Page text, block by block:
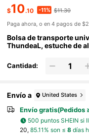
$10.10 -11% $11.30
Paga ahora, o en 4 pagos de
Bolsa de transporte
ThundeaL, estuche de
ra proyectores TD80W,
Cantidad:
Envío a United States
Envío gratis(Pedidos
500 puntos SHEIN si
20, 85.11% son ≤ 8días